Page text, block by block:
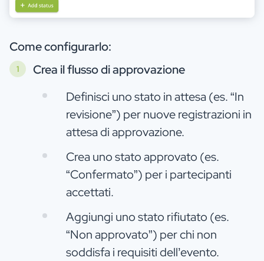
Come configurarlo:
Crea il flusso di approvazione
Definisci uno stato in attesa (es. “In
revisione”) per nuove registrazioni in
attesa di approvazione.
Crea uno stato approvato (es.
“Confermato”) per i partecipanti
accettati.
Aggiungi uno stato rifiutato (es.
“Non approvato”) per chi non
soddisfa i requisiti dell’evento.